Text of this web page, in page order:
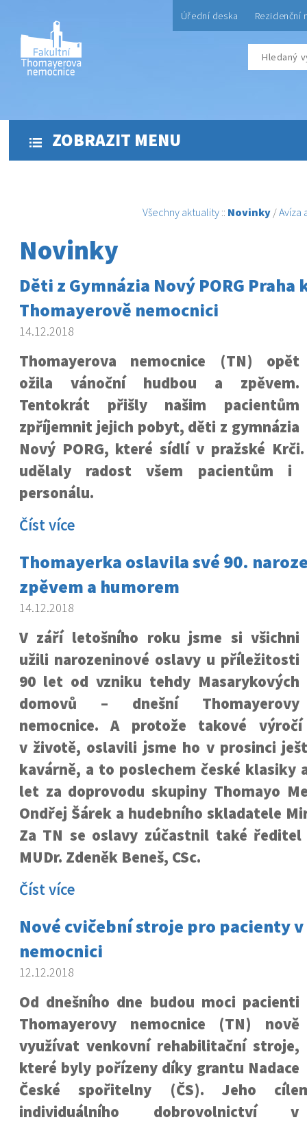
Úřední deska Rezidenční
ZOBRAZIT MENU
Všechny aktuality :: Novinky /Avíza
Novinky
Děti z Gymnázia Nový PORG Praha
Thomayerově nemocnici
14.12.2018
Thomayerova nemocnice (TN) opět
ožila vánoční hudbou a zpěvem.
Tentokrát přišly našim pacientům
zpříjemnit jejich pobyt, děti z gymnázia
Nový PORG, které sídlí v pražské
udělaly radost všem pacientům i
personálu.
Číst více
Thomayerka oslavila své 90.
zpěvem a humorem
14.12.2018
V září letošního roku jsme si všichni
užili narozeninové oslavy u příležitosti
90 let od vzniku tehdy Masarykových
domovů – dnešní Thomayerovy
nemocnice. A protože takové
v životě, oslavili jsme ho v prosinci
kavárně, a to poslechem české klasiky
let za doprovodu skupiny Thomayo
Ondřej Šárek a hudebního skladatele
Za TN se oslavy zúčastnil také ředitel
MUDr. Zdeněk Beneš, CSc.
Číst více
Nové cvičební stroje pro pacienty
nemocnici
12.12.2018
Od dnešního dne budou moci pacienti
Thomayerovy nemocnice (TN) nově
využívat venkovní rehabilitační stroje,
které byly pořízeny díky grantu Nadace
České spořitelny (ČS). Jeho
individuálního dobrovolnictví v